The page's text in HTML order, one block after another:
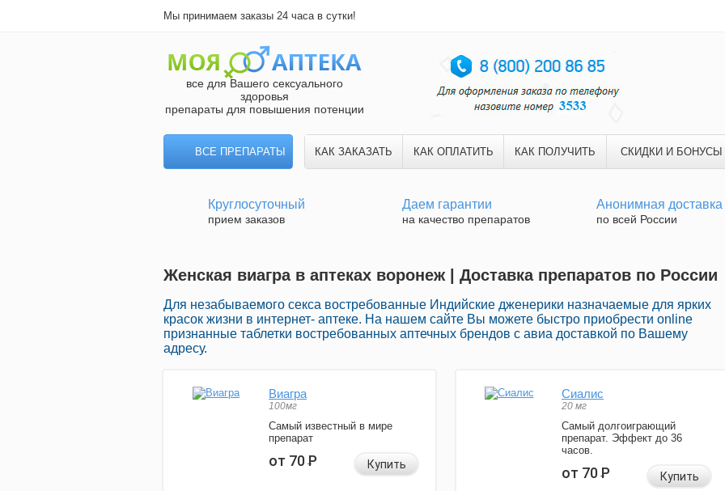
Мы принимаем заказы 24 часа в сутки!
все для Вашего сексуального
здоровья
препараты для повышения потенции
ВСЕ ПРЕПАРАТЫ КАК ЗАКАЗАТЬ КАК ОПЛАТИТЬ КАК ПОЛУЧИТЬ СКИДКИ И БОНУСЫ
Круглосуточный
прием заказов
Даем гарантии
на качество препаратов
Анонимная доставка
по всей России
Женская виагра в аптеках воронеж | Доставка препаратов по России
Для незабываемого секса востребованные Индийские дженерики назначаемые для ярких
красок жизни в интернет- аптеке. На нашем сайте Вы можете быстро приобрести online
признанные таблетки востребованных аптечных брендов с авиа доставкой по Вашему
адресу.
Виагра
100мг
Самый известный в мире
препарат
от 70Р Купить
Сиалис
20 мг
Самый долгоиграющий
препарат. Эффект до 36
часов.
от 70Р Купить